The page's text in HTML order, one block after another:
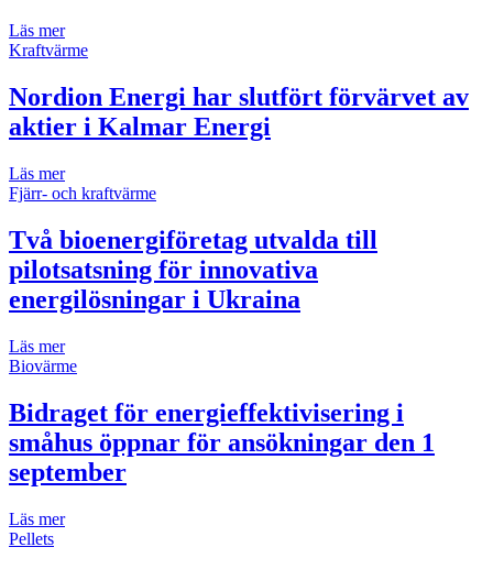
Läs mer
Kraftvärme
Nordion Energi har slutfört förvärvet av
aktier i Kalmar Energi
Läs mer
Fjärr- och kraftvärme
Två bioenergiföretag utvalda till
pilotsatsning för innovativa
energilösningar i Ukraina
Läs mer
Biovärme
Bidraget för energieffektivisering i
småhus öppnar för ansökningar den 1
september
Läs mer
Pellets